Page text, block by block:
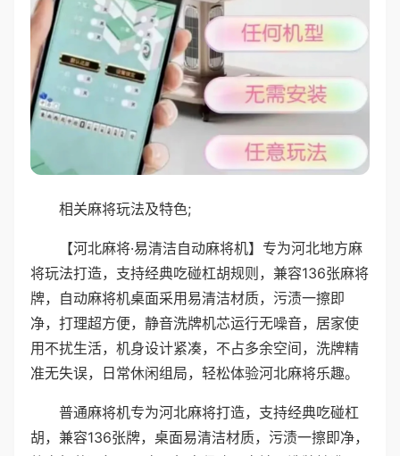
相关麻将玩法及特色;
【河北麻将·易清洁自动麻将机】专为河北地方麻
将玩法打造，支持经典吃碰杠胡规则，兼容136张麻将
牌，自动麻将机桌面采用易清洁材质，污渍一擦即
净，打理超方便，静音洗牌机芯运行无噪音，居家使
用不扰生活，机身设计紧凑，不占多余空间，洗牌精
准无失误，日常休闲组局，轻松体验河北麻将乐趣。
普通麻将机专为河北麻将打造，支持经典吃碰杠
胡，兼容136张牌，桌面易清洁材质，污渍一擦即净，